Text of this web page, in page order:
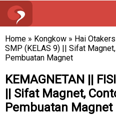
Home » Kongkow » Hai Otakers
SMP (KELAS 9) || Sifat
Pembuatan Magnet
KEMAGNETAN ||
|| Sifat Magnet,
Pembuatan Magnet